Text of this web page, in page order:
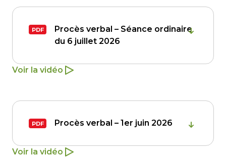
Procès verbal – Séance ordinaire
du 6 juillet 2026
Voir la vidéo
Procès verbal – 1er juin 2026
Voir la vidéo